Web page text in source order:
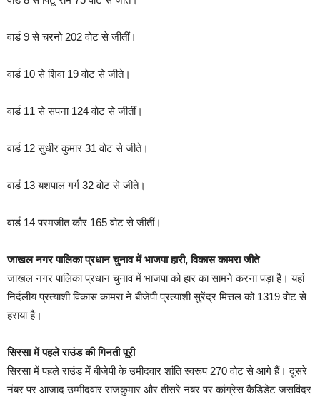
वार्ड 9 से चरनो 202 वोट से जीतीं।
वार्ड 10 से शिवा 19 वोट से जीते।
वार्ड 11 से सपना 124 वोट से जीतीं।
वार्ड 12 सुधीर कुमार 31 वोट से जीते।
वार्ड 13 यशपाल गर्ग 32 वोट से जीते।
वार्ड 14 परमजीत कौर 165 वोट से जीतीं।
जाखल नगर पालिका प्रधान चुनाव में भाजपा हारी, विकास कामरा जीते
जाखल नगर पालिका प्रधान चुनाव में भाजपा को हार का सामने करना पड़ा है। यहां
निर्दलीय प्रत्याशी विकास कामरा ने बीजेपी प्रत्याशी सुरेंद्र मित्तल को 1319 वोट से
हराया है।
सिरसा में पहले राउंड की गिनती पूरी
सिरसा में पहले राउंड में बीजेपी के उमीदवार शांति स्वरूप 270 वोट से आगे हैं। दूसरे
नंबर पर आजाद उम्मीदवार राजकुमार और तीसरे नंबर पर कांग्रेस कैंडिडेट जसविंदर